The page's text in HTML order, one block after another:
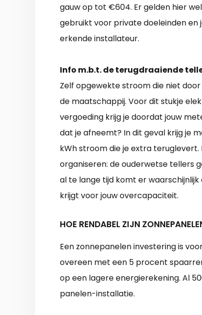
gauw op tot €604. Er gelden hier
gebruikt voor private doeleinden
erkende installateur.
Info m.b.t. de terugdraaiende
Zelf opgewekte stroom die niet
de maatschappij. Voor dit stukje
vergoeding krijg je doordat jouw
dat je afneemt? In dit geval krijg je
kWh stroom die je extra teruglevert.
organiseren: de ouderwetse tellers
al te lange tijd komt er
krijgt voor jouw overcapaciteit.
HOE RENDABEL ZIJN
Een zonnepanelen investering is
overeen met een 5 procent
op een lagere energierekening. Al
panelen-installatie.